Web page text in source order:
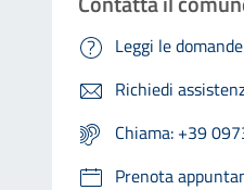
Leggi le
Richiedi
Chiama: +39
Prenota